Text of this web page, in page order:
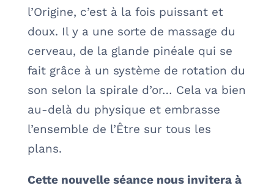
l’Origine, c’est à la fois puissant et
doux. Il y a une sorte de massage du
cerveau, de la glande pinéale qui se
fait grâce à un système de rotation du
son selon la spirale d’or… Cela va bien
au-delà du physique et embrasse
l’ensemble de l’Être sur tous les
plans.
Cette nouvelle séance nous invitera à